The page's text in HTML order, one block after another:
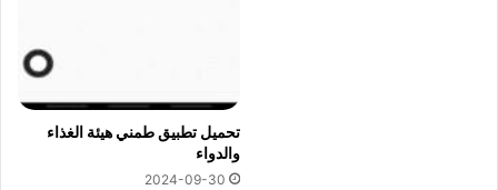
تحميل تطبيق طمني هيئة الغذاء
والدواء
2024-09-30